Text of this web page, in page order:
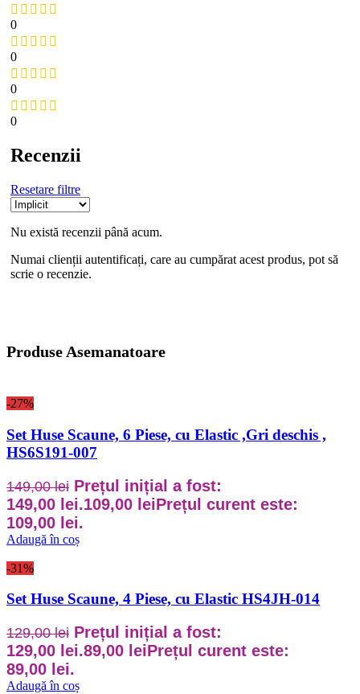
0
0
0
0
Recenzii
Resetare filtre
Nu există recenzii până acum.
Numai clienții autentificați, care au cumpărat acest produs, pot să
scrie o recenzie.
Produse Asemanatoare
-27%
Set Huse Scaune, 6 Piese, cu Elastic ,Gri deschis ,
HS6S191-007
149,00lei Prețul inițial a fost:
149,00 lei.109,00 leiPrețul curent este:
109,00 lei.
Adaugă în coș
-31%
Set Huse Scaune, 4 Piese, cu Elastic HS4JH-014
129,00lei Prețul inițial a fost:
129,00 lei.89,00 leiPrețul curent este:
89,00 lei.
Adaugă în coș